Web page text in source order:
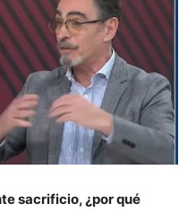
sacrificio, ¿por qué